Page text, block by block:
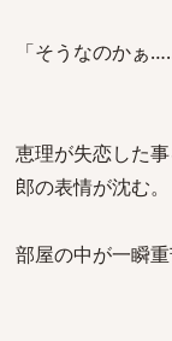
「そうなのかぁ
恵理が失恋した
郎の表情が沈む。
部屋の中が一瞬重